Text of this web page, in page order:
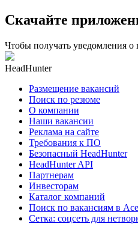
Скачайте
Чтобы получать уведомления
HeadHunter
Размещение вакансий
Поиск по резюме
О компании
Наши вакансии
Реклама на сайте
Требования к ПО
Безопасный HeadHunter
HeadHunter API
Партнерам
Инвесторам
Каталог компаний
Поиск по вакансиям в
Сетка: соцсеть для